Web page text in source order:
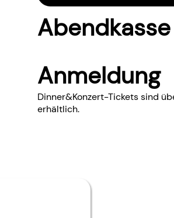
Anmeldung
Dinner&Konzert-Tickets sind
erhältlich.